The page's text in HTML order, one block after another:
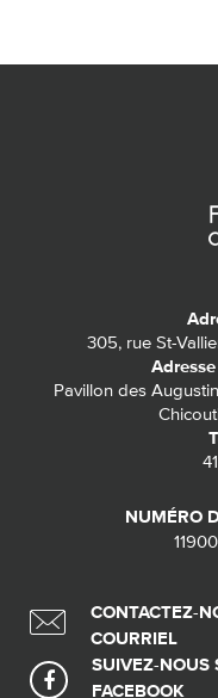
305, rue St-
Pavillon des
NUMÉRO
CONTACTEZ-
COURRIEL
SUIVEZ-NOUS
FACEBOOK